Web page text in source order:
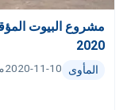
مشروع البيوت
2020
المأوى 2020-11-10